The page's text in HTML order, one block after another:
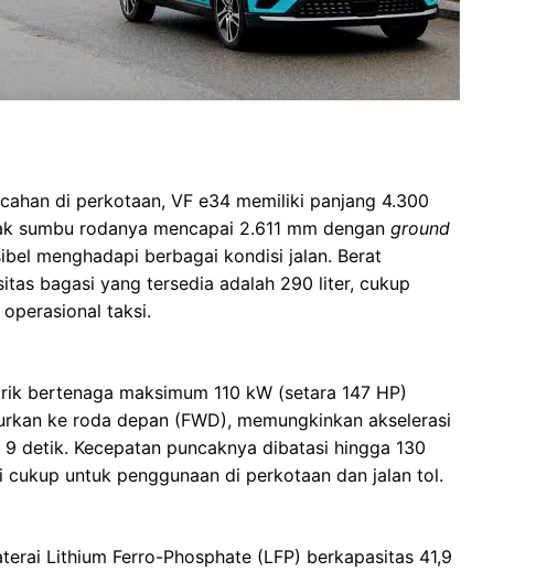
di perkotaan, VF e34 memiliki panjang 4.300
sumbu rodanya mencapai 2.611 mm dengan ground
menghadapi berbagai kondisi jalan. Berat
bagasi yang tersedia adalah 290 liter, cukup
taksi.
bertenaga maksimum 110 kW (setara 147 HP)
ke roda depan (FWD), memungkinkan akselerasi
detik. Kecepatan puncaknya dibatasi hingga 130
untuk penggunaan di perkotaan dan jalan tol.
Lithium Ferro-Phosphate (LFP) berkapasitas 41,9